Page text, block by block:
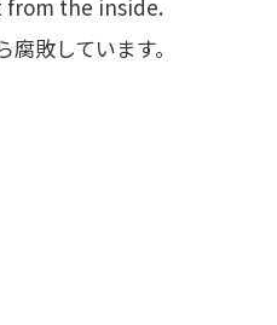
from the inside.
敗しています。